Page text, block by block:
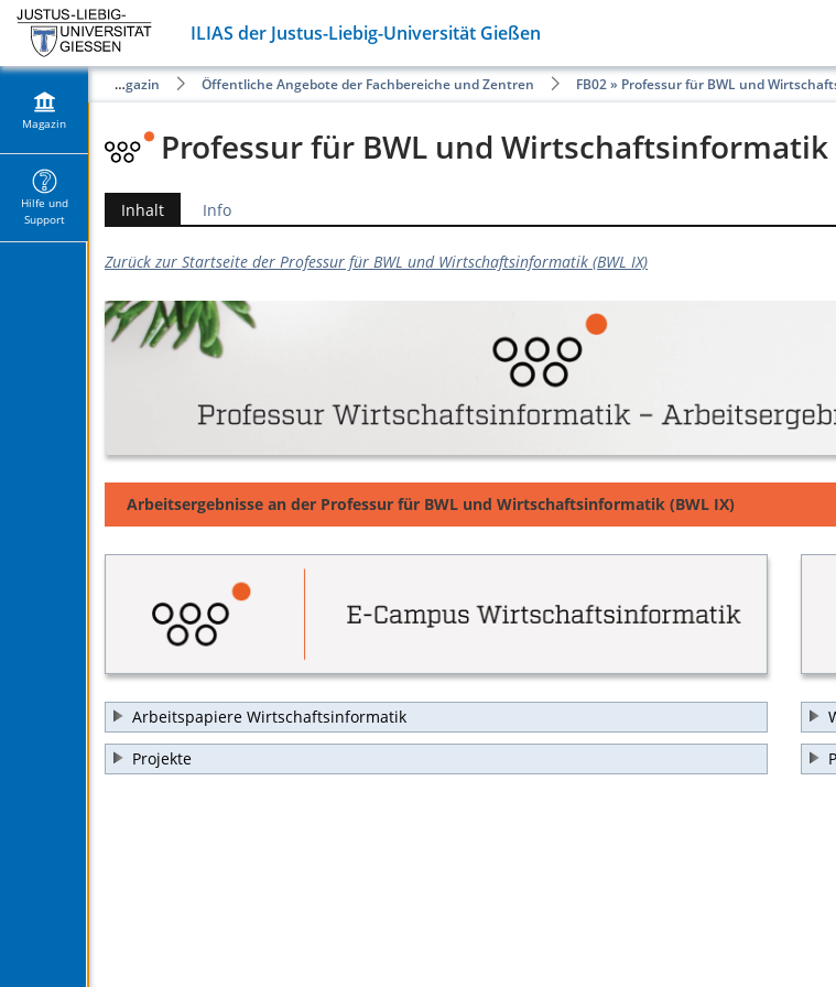
ILIAS der Justus-Liebig-Universität Gießen
Magazin
Hilfe und
Support
Magazin Öffentliche Angebote der Fachbereiche und Zentren FB02 » Professur für BWL und
Professur für BWL und Wirtschaftsinformatik
Inhalt Info
Zurück zur Startseite der Professur für BWL und Wirtschaftsinformatik (BWL IX)
Arbeitsergebnisse an der Professur für BWL und Wirtschaftsinformatik (BWL IX)
Arbeitspapiere Wirtschaftsinformatik
Projekte